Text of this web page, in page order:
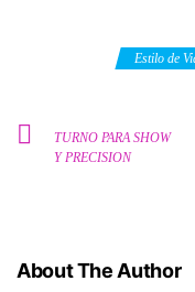
Estilo de
TURNO PARA SHOW
Y PRECISION
About The Author